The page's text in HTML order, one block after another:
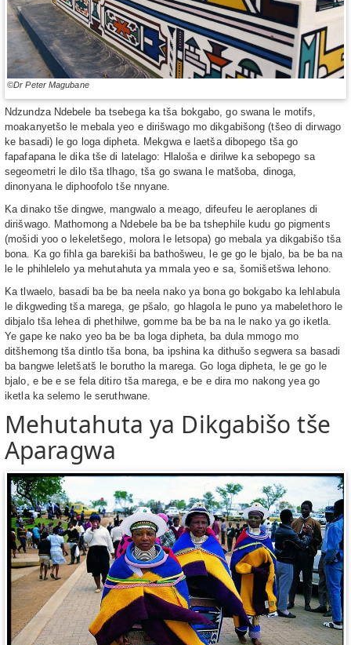
©Dr Peter Magubane
Ndzundza Ndebele ba tsebega ka tša bokgabo, go swana le motifs,
moakanyetšo le mebala yeo e dirišwago mo dikgabišong (tšeo di dirwago
ke basadi) le go loga dipheta. Mekgwa e laetša dibopego tša go
fapafapana le dika tše di latelago: Hlaloša e dirilwe ka sebopego sa
segeometri le dilo tša tlhago, tša go swana le matšoba, dinoga,
dinonyana le diphoofolo tše nnyane.
Ka dinako tše dingwe, mangwalo a meago, difeufeu le aeroplanes di
dirišwago. Mathomong a Ndebele ba be ba tshephile kudu go pigments
(mošidi yoo o lekeletšego, molora le letsopa) go mebala ya dikgabišo tša
bona. Ka go fihla ga barekiši ba bathošweu, le ge go le bjalo, ba be ba na
le le phihlelelo ya mehutahuta ya mmala yeo e sa, šomišetšwa lehono.
Ka tlwaelo, basadi ba be ba neela nako ya bona go bokgabo ka lehlabula
le dikgweding tša marega, ge pšalo, go hlagola le puno ya mabelethoro le
dibjalo tša lehea di phethilwe, gomme ba be ba na le nako ya go iketla.
Ye gape ke nako yeo ba be ba loga dipheta, ba dula mmogo mo
ditšhemong tša dintlo tša bona, ba ipshina ka dithušo segwera sa basadi
ba bangwe leletšatš le borutho la marega. Go loga dipheta, le ge go le
bjalo, e be e se fela ditiro tša marega, e be e dira mo nakong yea go
iketla ka selemo le seruthwane.
Mehutahuta ya Dikgabišo tše
Aparagwa